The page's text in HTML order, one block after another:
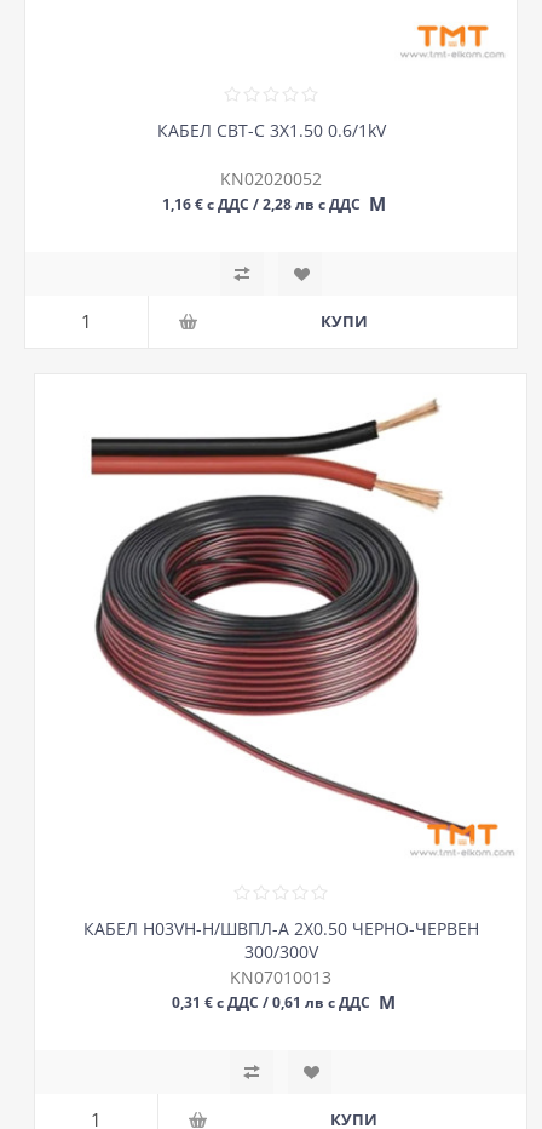
КАБЕЛ СВТ-С 3Х1.50 0.6/1kV
KN02020052
1,16 € с ДДС / 2,28 лв с ДДС М
КАБЕЛ H03VH-H/ШВПЛ-А 2Х0.50 ЧЕРНО-ЧЕРВЕН
300/300V
KN07010013
0,31 € с ДДС / 0,61 лв с ДДС М